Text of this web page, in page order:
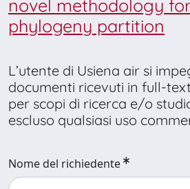
novel methodology
phylogeny partition
L’utente di Usiena air si
documenti ricevuti in full-
per scopi di ricerca e/o
escluso qualsiasi uso
Nome del richiedente